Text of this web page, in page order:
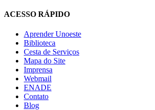
ACESSO RÁPIDO
Aprender Unoeste
Biblioteca
Cesta de Serviços
Mapa do Site
Imprensa
Webmail
ENADE
Contato
Blog